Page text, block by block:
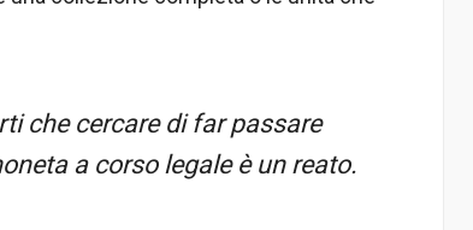
che cercare di far passare
a corso legale è un reato.